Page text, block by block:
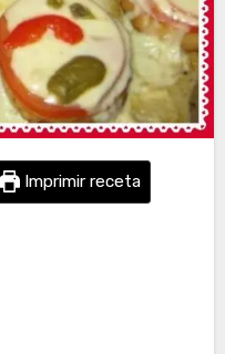
Imprimir receta